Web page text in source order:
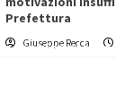
Prefettura
Giuseppe Recca